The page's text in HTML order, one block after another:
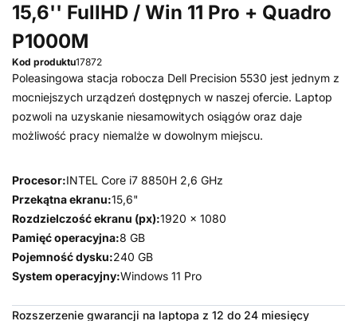
15,6'' FullHD / Win 11 Pro + Quadro
P1000M
Kod produktu17872
Poleasingowa stacja robocza Dell Precision 5530 jest jednym z
mocniejszych urządzeń dostępnych w naszej ofercie. Laptop
pozwoli na uzyskanie niesamowitych osiągów oraz daje
możliwość pracy niemalże w dowolnym miejscu.
Procesor:INTEL Core i7 8850H 2,6 GHz
Przekątna ekranu:15,6"
Rozdzielczość ekranu (px):1920 x 1080
Pamięć operacyjna:8 GB
Pojemność dysku:240 GB
System operacyjny:Windows 11 Pro
Rozszerzenie gwarancji na laptopa z 12 do 24 miesięcy